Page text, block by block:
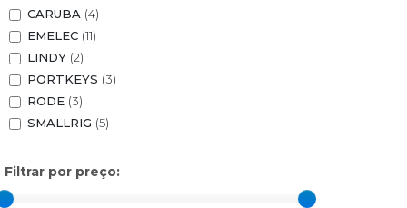
CARUBA (4)
EMELEC (11)
LINDY (2)
PORTKEYS (3)
RODE (3)
SMALLRIG (5)
Filtrar por preço: